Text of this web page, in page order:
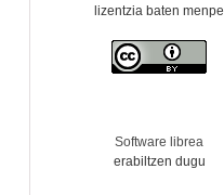
lizentzia baten menpe
Software librea
erabiltzen dugu